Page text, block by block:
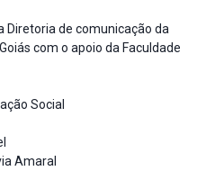
Diretoria de comunicação da
com o apoio da Faculdade
Social
Amaral